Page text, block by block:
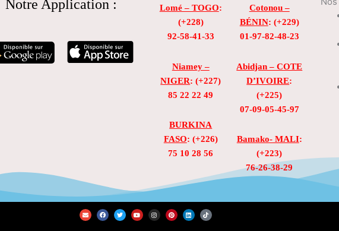
Notre Application : Lomé – TOGO:
(+228)
92-58-41-33
Niamey –
NIGER: (+227)
85 22 22 49
BURKINA
FASO: (+226)
75 10 28 56
Cotonou –
BÉNIN: (+229)
01-97-82-48-23
Abidjan – COTE
D’IVOIRE:
(+225)
07-09-05-45-97
Bamako- MALI:
(+223)
76-26-38-29
E
n
v
F
a
c
T
w
i
Y
o
u
I
n
s
P
i
n
L
i
n
T
i
k